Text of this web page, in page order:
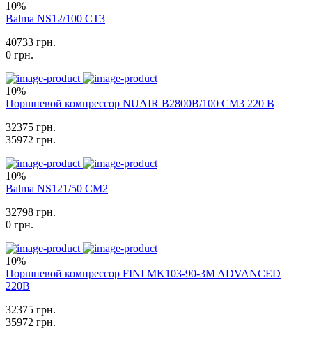
10%
Balma NS12/100 CT3
40733 грн.
0 грн.
10%
Поршневой компрессор NUAIR B2800B/100 CM3 220 В
32375 грн.
35972 грн.
10%
Balma NS121/50 CM2
32798 грн.
0 грн.
10%
Поршневой компрессор FINI MK103-90-3M ADVANCED
220В
32375 грн.
35972 грн.